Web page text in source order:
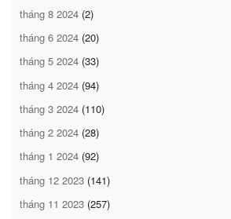
tháng 8 2024 (2)
tháng 6 2024 (20)
tháng 5 2024 (33)
tháng 4 2024 (94)
tháng 3 2024 (110)
tháng 2 2024 (28)
tháng 1 2024 (92)
tháng 12 2023 (141)
tháng 11 2023 (257)